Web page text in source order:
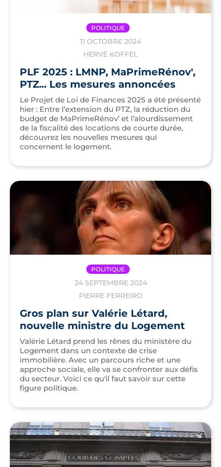
POLITIQUE
11 OCTOBRE 2024
HERVÉ KOFFEL
PLF 2025 : LMNP, MaPrimeRénov',
PTZ... Les mesures annoncées
Le Projet de Loi de Finances 2025 a été présenté
hier : Entre l’extension du PTZ, la réduction du
budget de MaPrimeRénov’ et l’alourdissement
de la fiscalité des locations de courte durée,
découvrez les nouvelles mesures qui
concernent le logement.
POLITIQUE
24 SEPTEMBRE 2024
PIERRE FERREIRO
Gros plan sur Valérie Létard,
nouvelle ministre du Logement
Valérie Létard prend les rênes du ministère du
Logement dans un contexte de crise
immobilière. Avec un parcours riche et une
approche sociale, elle va se confronter aux défis
du secteur. Voici ce qu'il faut savoir sur cette
figure politique.